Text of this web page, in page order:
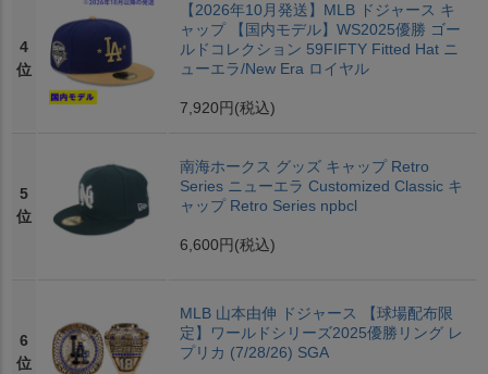
4
位
【2026年10月発送】MLB ドジャース キ
ャップ 【国内モデル】WS2025優勝 ゴー
ルドコレクション 59FIFTY Fitted Hat ニ
ューエラ/New Era ロイヤル
7,920円 (税込)
5
位
南海ホークス グッズ キャップ Retro
Series ニューエラ Customized Classic キ
ャップ Retro Series npbcl
6,600円 (税込)
6
位
MLB 山本由伸 ドジャース 【球場配布限
定】ワールドシリーズ2025優勝リング レ
プリカ (7/28/26) SGA